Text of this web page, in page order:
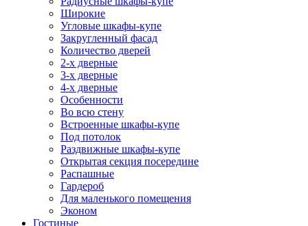
Широкие
Угловые шкафы-купе
Закругленный фасад
Количество дверей
2-х дверные
3-х дверные
4-х дверные
Особенности
Во всю стену
Встроенные шкафы-купе
Под потолок
Раздвижные шкафы-купе
Открытая секция посередине
Распашные
Гардероб
Для маленького помещения
Эконом
Гостиные